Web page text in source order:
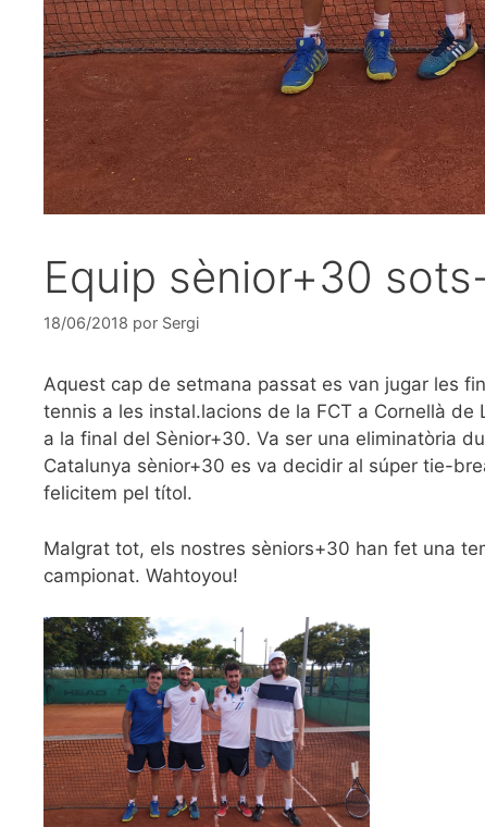
Equip sènior+30
18/06/2018 por Sergi
Aquest cap de setmana passat es van jugar les
tennis a les instal.lacions de la FCT a Cornellà
a la final del Sènior+30. Va ser una eliminatòria
Catalunya sènior+30 es va decidir al súper tie-
felicitem pel títol.
Malgrat tot, els nostres sèniors+30 han fet una
campionat. Wahtoyou!